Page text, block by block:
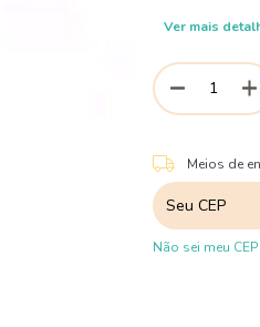
Ver mais
Entregas para o
Meios de
Não sei meu CEP